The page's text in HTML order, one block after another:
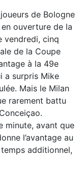
de Bologne
ouverture de la
vendredi, cinq
de la Coupe
à la 49e
a surpris Mike
Mais le Milan
rarement battu
minute, avant que
l’avantage au
additionnel,